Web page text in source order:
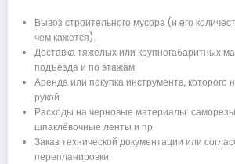
Вывоз строительного мусора (и его
чем кажется).
Доставка тяжёлых или крупногабаритных
подъезда и по этажам.
Аренда или покупка инструмента, которого
рукой.
Расходы на черновые материалы:
шпаклёвочные ленты и пр.
Заказ технической документации или
перепланировки.